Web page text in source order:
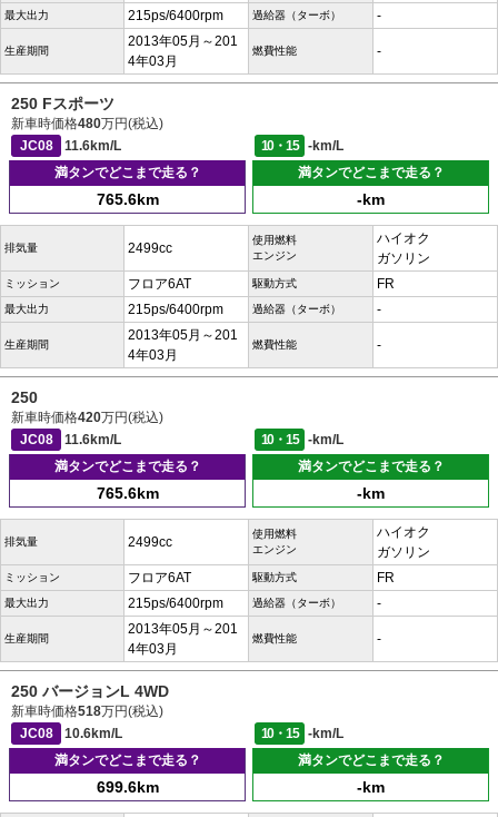
最大出力 215ps/6400rpm 過給器（ターボ） -
生産期間
2013年05月～201
4年03月
燃費性能 -
250 Fスポーツ
新車時価格480万円(税込)
JC08
11.6km/L 10・15
-km/L
満タンでどこまで走る？
765.6km
満タンでどこまで走る？
-km
排気量 2499cc
使用燃料
エンジン
ハイオク
ガソリン
ミッション フロア6AT 駆動方式 FR
最大出力 215ps/6400rpm 過給器（ターボ） -
生産期間
2013年05月～201
4年03月
燃費性能 -
250
新車時価格420万円(税込)
JC08
11.6km/L 10・15
-km/L
満タンでどこまで走る？
765.6km
満タンでどこまで走る？
-km
排気量 2499cc
使用燃料
エンジン
ハイオク
ガソリン
ミッション フロア6AT 駆動方式 FR
最大出力 215ps/6400rpm 過給器（ターボ） -
生産期間
2013年05月～201
4年03月
燃費性能 -
250 バージョンL 4WD
新車時価格518万円(税込)
JC08
10.6km/L 10・15
-km/L
満タンでどこまで走る？
699.6km
満タンでどこまで走る？
-km